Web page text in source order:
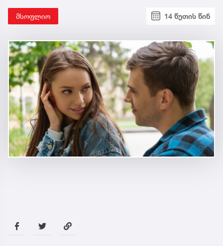
მსოფლიო 14 წუთის წინ